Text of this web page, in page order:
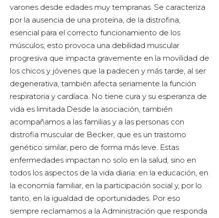
varones desde edades muy tempranas. Se caracteriza
por la ausencia de una proteína, de la distrofina,
esencial para el correcto funcionamiento de los
músculos; esto provoca una debilidad muscular
progresiva que impacta gravemente en la movilidad de
los chicos y jóvenes que la padecen y más tarde, al ser
degenerativa, también afecta seriamente la función
respiratoria y cardíaca. No tiene cura y su esperanza de
vida es limitada.Desde la asociación, también
acompañamos a las familias y a las personas con
distrofia muscular de Becker, que es un trastorno
genético similar, pero de forma más leve. Estas
enfermedades impactan no solo en la salud, sino en
todos los aspectos de la vida diaria: en la educación, en
la economía familiar, en la participación social y, por lo
tanto, en la igualdad de oportunidades. Por eso
siempre reclamamos a la Administración que responda